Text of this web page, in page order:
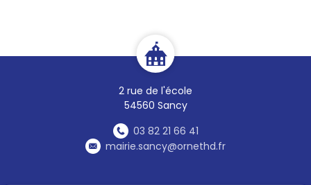
2 rue de l'école
54560 Sancy
03 82 21 66 41
mairie.sancy@ornethd.fr